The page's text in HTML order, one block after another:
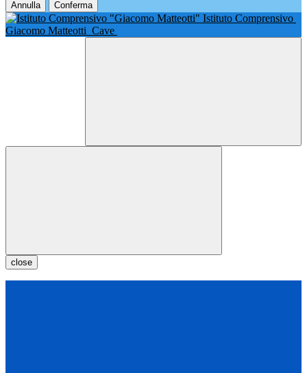
Annulla Conferma
Istituto Comprensivo
Giacomo Matteotti Cave
close